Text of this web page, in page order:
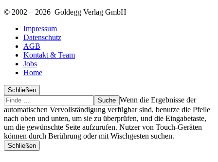
© 2002 – 2026 Goldegg Verlag GmbH
Impressum
Datenschutz
AGB
Kontakt & Team
Jobs
Home
Schließen
Suche
Finde
…
Wenn die Ergebnisse der
automatischen Vervollständigung verfügbar sind, benutze die Pfeile
nach oben und unten, um sie zu überprüfen, und die Eingabetaste,
um die gewünschte Seite aufzurufen. Nutzer von Touch-Geräten
können durch Berührung oder mit Wischgesten suchen.
Schließen